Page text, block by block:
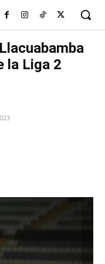
la Liga 2